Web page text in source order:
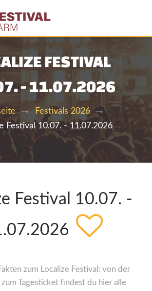
FESTIVAL
- 11.07.2026
Festivals 2026
Festival 10.07. - 11.07.2026
Festival 10.07. -
zum Localize Festival: von der
Tagesticket findest du hier alle